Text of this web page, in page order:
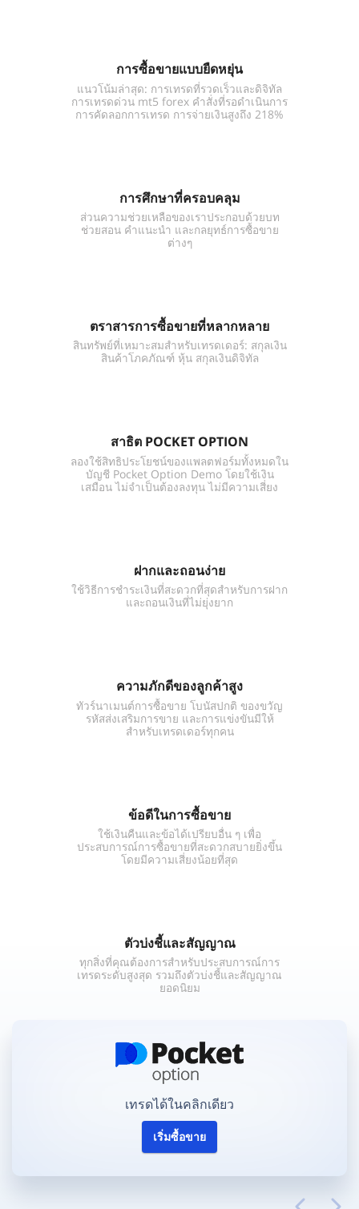
การซื้อขายแบบยืดหยุ่น
แนวโน้มล่าสุด: การเทรดที่รวดเร็วและดิจิทัล
การเทรดด่วน mt5 forex คำสั่งที่รอดำเนินการ
การคัดลอกการเทรด การจ่ายเงินสูงถึง 218%
การศึกษาที่ครอบคลุม
ส่วนความช่วยเหลือของเราประกอบด้วยบท
ช่วยสอน คำแนะนำ และกลยุทธ์การซื้อขาย
ต่างๆ
ตราสารการซื้อขายที่หลากหลาย
สินทรัพย์ที่เหมาะสมสำหรับเทรดเดอร์: สกุลเงิน
สินค้าโภคภัณฑ์ หุ้น สกุลเงินดิจิทัล
สาธิต POCKET OPTION
ลองใช้สิทธิประโยชน์ของแพลตฟอร์มทั้งหมดใน
บัญชี Pocket Option Demo โดยใช้เงิน
เสมือน ไม่จำเป็นต้องลงทุน ไม่มีความเสี่ยง
ฝากและถอนง่าย
ใช้วิธีการชำระเงินที่สะดวกที่สุดสำหรับการฝาก
และถอนเงินที่ไม่ยุ่งยาก
ความภักดีของลูกค้าสูง
ทัวร์นาเมนต์การซื้อขาย โบนัสปกติ ของขวัญ
รหัสส่งเสริมการขาย และการแข่งขันมีให้
สำหรับเทรดเดอร์ทุกคน
ข้อดีในการซื้อขาย
ใช้เงินคืนและข้อได้เปรียบอื่น ๆ เพื่อ
ประสบการณ์การซื้อขายที่สะดวกสบายยิ่งขึ้น
โดยมีความเสี่ยงน้อยที่สุด
ตัวบ่งชี้และสัญญาณ
ทุกสิ่งที่คุณต้องการสำหรับประสบการณ์การ
เทรดระดับสูงสุด รวมถึงตัวบ่งชี้และสัญญาณ
ยอดนิยม
เทรดได้ในคลิกเดียว
เริ่มซื้อขาย